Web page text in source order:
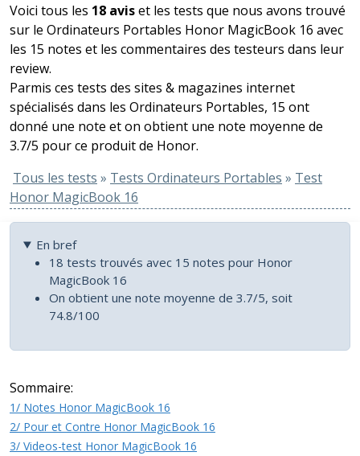
Voici tous les 18 aviset les tests que nous avons trouvé
sur le Ordinateurs Portables Honor MagicBook 16 avec
les 15 notes et les commentaires des testeurs dans leur
review.
Parmis ces tests des sites & magazines internet
spécialisés dans les Ordinateurs Portables, 15 ont
donné une note et on obtient une note moyenne de
3.7/5 pour ce produit de Honor.
Tous les tests » Tests Ordinateurs Portables » Test
Honor MagicBook 16
En bref
18 tests trouvés avec 15 notes pour Honor
MagicBook 16
On obtient une note moyenne de 3.7/5, soit
74.8/100
Sommaire:
1/ Notes Honor MagicBook 16
2/ Pour et Contre Honor MagicBook 16
3/ Videos-test Honor MagicBook 16